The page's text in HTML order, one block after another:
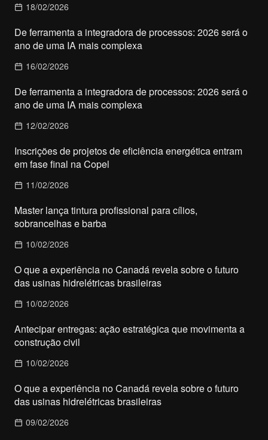
18/02/2026
De ferramenta a integradora de processos: 2026 será o
ano de uma IA mais complexa
16/02/2026
De ferramenta a integradora de processos: 2026 será o
ano de uma IA mais complexa
12/02/2026
Inscrições de projetos de eficiência energética entram
em fase final na Copel
11/02/2026
Master lança tintura profissional para cílios,
sobrancelhas e barba
10/02/2026
O que a experiência no Canadá revela sobre o futuro
das usinas hidrelétricas brasileiras
10/02/2026
Antecipar entregas: ação estratégica que movimenta a
construção civil
10/02/2026
O que a experiência no Canadá revela sobre o futuro
das usinas hidrelétricas brasileiras
09/02/2026